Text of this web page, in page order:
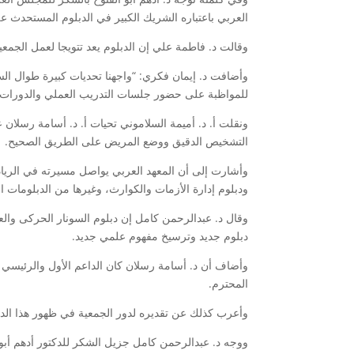
العربي باعتباره الشريك الكبير في الدبلوم المستحدث
وقالت د. فاطمة علي إن الدبلوم يعد تتويجا لعمل
وأضافت د. إيمان فكري: “واجهنا تحديات كبيرة طوال
للمواظبة على حضور جلسات التدريب العملي
ونقلت أ. د. أميمة السلاموني تحيات أ. د. أسامة رسلان
التشخيص الدقيق ووضع المريض على الطريق الصحيح.
ودبلوم إدارة الأزمات والكوارث، وغيرها من الدبلومات
وقال د. عبدالرحمن كامل إن دبلوم السونار الحركى
دبلوم جديد وترسيخ مفهوم علمي جديد.
وأضاف أن د. أسامة رسلان كان الداعم الأول
المحترم.
وأعرب كذلك عن تقديره لدور الجمعية في ظهور هذا
ووجه د. عبدالرحمن كامل جزيل الشكر للدكتور أدهم